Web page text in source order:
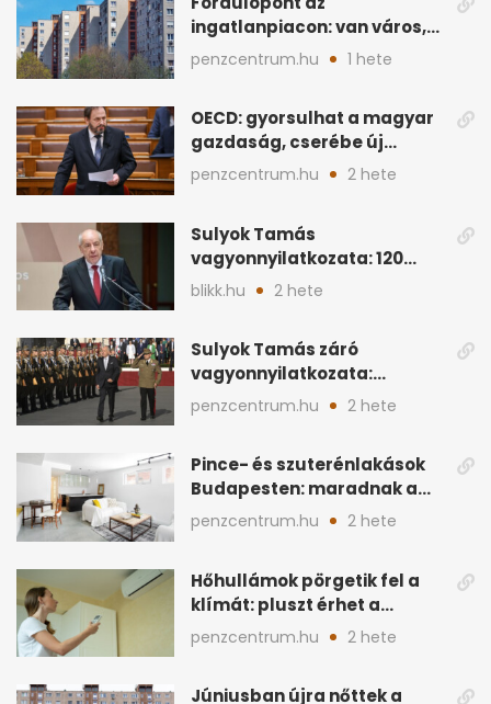
ingatlanpiacon: van város,
ahol a vétel már olcsóbb
penzcentrum.hu 1 hete
OECD: gyorsulhat a magyar
gazdaság, cserébe új
ingatlanadó is felmerül
penzcentrum.hu 2 hete
Sulyok Tamás
vagyonnyilatkozata: 120
milliós megtakarítás, 5
blikk.hu 2 hete
Sulyok Tamás záró
vagyonnyilatkozata:
ingatlanok és
megtakarítások
penzcentrum.hu 2 hete
Pince- és szuterénlakások
Budapesten: maradnak a
szigorú szabályok
penzcentrum.hu 2 hete
Hőhullámok pörgetik fel a
klímát: pluszt érhet a
lakásban a hűtés
penzcentrum.hu 2 hete
Júniusban újra nőttek a